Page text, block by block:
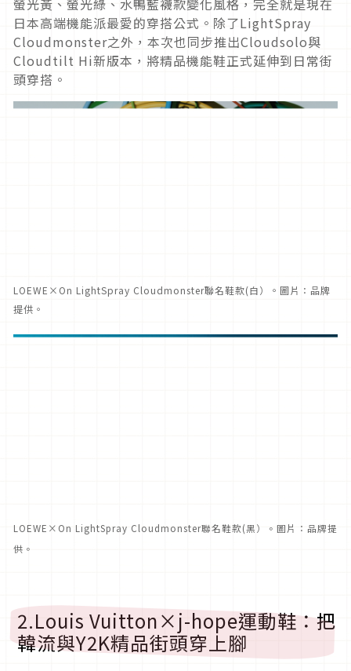
螢光黃、螢光綠、水鴨藍襪款變化風格，完全就是現在
日本高端機能派最愛的穿搭公式。除了LightSpray
Cloudmonster之外，本次也同步推出Cloudsolo與
Cloudtilt Hi新版本，將精品機能鞋正式延伸到日常街
頭穿搭。
LOEWE×On LightSpray Cloudmonster聯名鞋款(白）。圖片：品牌
提供。
LOEWE×On LightSpray Cloudmonster聯名鞋款(黑）。圖片：品牌提
供。
2.Louis Vuitton×j-hope運動鞋：把
韓流與Y2K精品街頭穿上腳